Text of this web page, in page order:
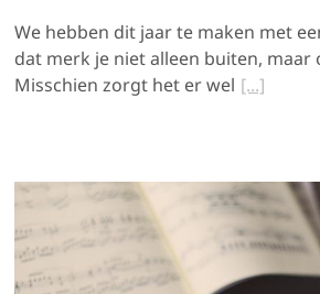
We hebben dit jaar te maken met
dat merk je niet alleen buiten, maar
Misschien zorgt het er wel